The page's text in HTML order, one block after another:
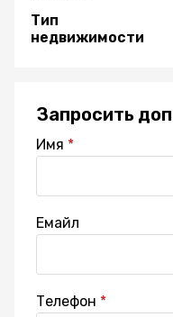
Тип
недвижимости
Запросить
Имя
Емайл
Телефон